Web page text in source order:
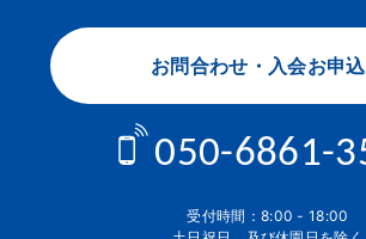
お問合わせ・入会お申
050-6861-
受付時間：8:00 - 18:00